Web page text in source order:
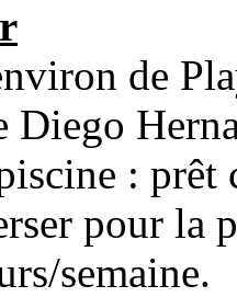
de
Diego
: prêt
pour la
semaine.